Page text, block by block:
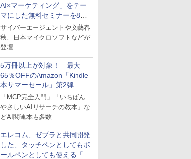
AI×マーケティング」をテー
マにした無料セミナーを8月
27日にオンライン開催
サイバーエージェントや文藝春
秋、日本マイクロソフトなどが
登壇
5万冊以上が対象！ 最大
65％OFFのAmazon「Kindle
本サマーセール」第2弾
「MCP完全入門」「いちばん
やさしいAIリサーチの教本」な
どAI関連本も多数
エレコム、ゼブラと共同開発
した、タッチペンとしてもボ
ールペンとしても使える「ス